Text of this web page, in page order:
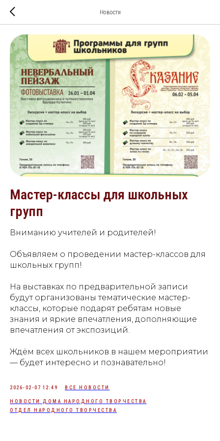
Новости
Мастер-классы для школьных
групп
Вниманию учителей и родителей!
Объявляем о проведении мастер-классов для
школьных групп!
На выставках по предварительной записи
будут организованы тематические мастер-
классы, которые подарят ребятам новые
знания и яркие впечатления, дополняющие
впечатления от экспозиций.
Ждём всех школьников в нашем мероприятии
— будет интересно и познавательно!
2026-02-07 12:49 ВСЕ НОВОСТИ
НОВОСТИ ДОМА НАРОДНОГО ТВОРЧЕСТВА
ОТДЕЛ НАРОДНОГО ТВОРЧЕСТВА